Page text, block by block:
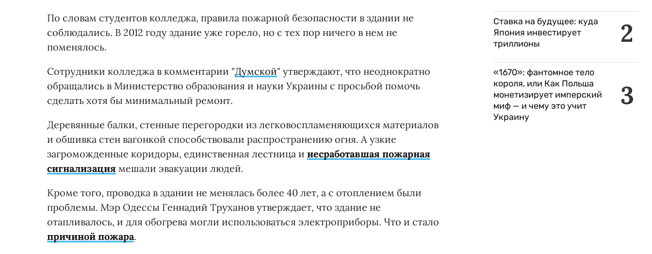
По словам студентов колледжа, правила пожарной безопасности в здании не
соблюдались. В 2012 году здание уже горело, но с тех пор ничего в нем не
поменялось.
Сотрудники колледжа в комментарии "Думской" утверждают, что неоднократно
обращались в Министерство образования и науки Украины с просьбой помочь
сделать хотя бы минимальный ремонт.
Деревянные балки, стенные перегородки из легковоспламеняющихся материалов
и обшивка стен вагонкой способствовали распространению огня. А узкие
загроможденные коридоры, единственная лестница и несработавшая пожарная
сигнализация мешали эвакуации людей.
Кроме того, проводка в здании не менялась более 40 лет, а с отоплением были
проблемы. Мэр Одессы Геннадий Труханов утверждает, что здание не
отапливалось, и для обогрева могли использоваться электроприборы. Что и стало
причиной пожара.
2
Ставка на будущее: куда
Япония инвестирует
триллионы
3
«1670»: фантомное тело
короля, или Как Польша
монетизирует имперский
миф — и чему это учит
Украину